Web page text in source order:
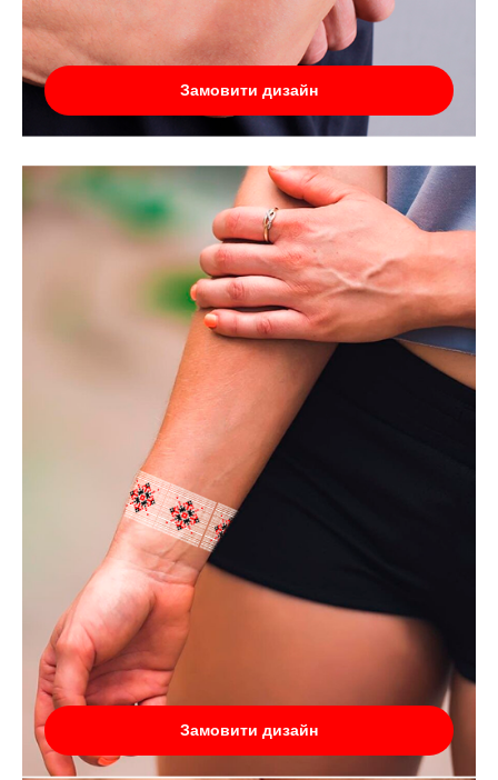
Замовити дизайн
Замовити дизайн